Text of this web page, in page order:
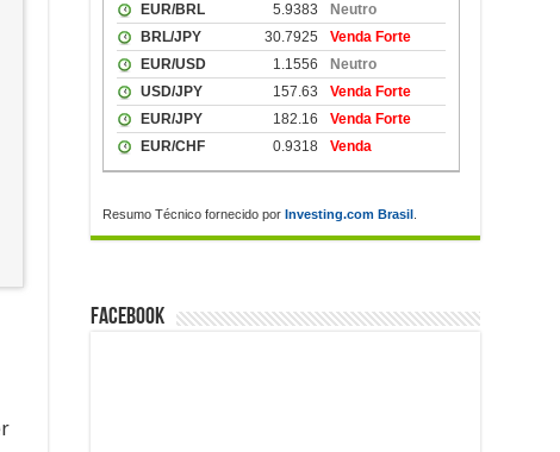
Resumo Técnico fornecido por Investing.com Brasil
FACEBOOK